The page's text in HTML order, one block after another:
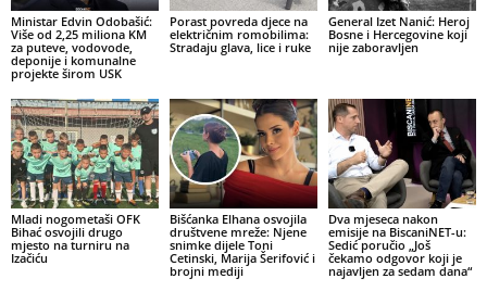
Ministar Edvin Odobašić:
Više od 2,25 miliona KM
za puteve, vodovode,
deponije i komunalne
projekte širom USK
Porast povreda djece na
električnim romobilima:
Stradaju glava, lice i ruke
General Izet Nanić: Heroj
Bosne i Hercegovine koji
nije zaboravljen
Mladi nogometaši OFK
Bihać osvojili drugo
mjesto na turniru na
Izačiću
Bišćanka Elhana osvojila
društvene mreže: Njene
snimke dijele Toni
Cetinski, Marija Šerifović i
brojni mediji
Dva mjeseca nakon
emisije na BiscaniNET-u:
Sedić poručio „Još
čekamo odgovor koji je
najavljen za sedam dana“